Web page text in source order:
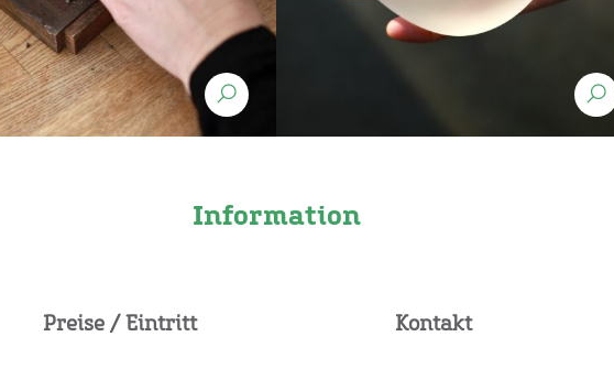
Information
Preise / Eintritt Kontakt